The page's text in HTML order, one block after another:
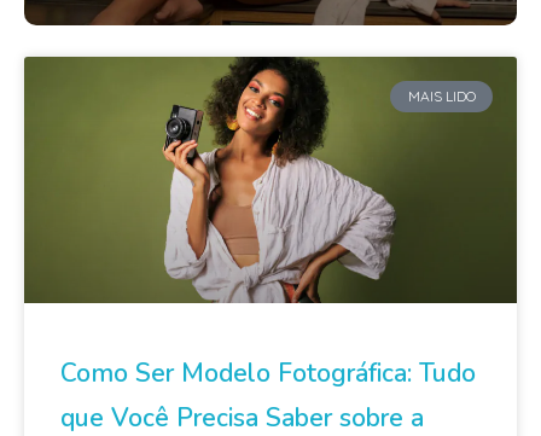
MAIS LIDO
Como Ser Modelo Fotográfica: Tudo
que Você Precisa Saber sobre a